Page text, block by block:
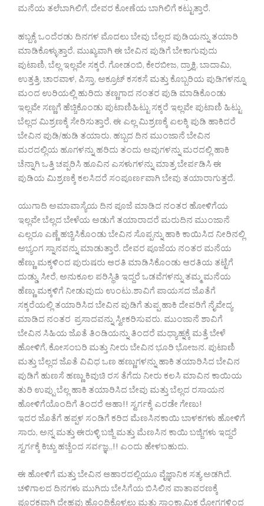
ಮನೆಯ ತಲೆಬಾಗಿಲಿಗೆ, ದೇವರ ಕೋಣೆಯ ಬಾಗಿಲಿಗೆ ಕಟ್ಟುತ್ತಾರೆ.
ಹಬ್ಬಕ್ಕೆ ಒಂದೆರಡು ದಿನಗಳ ಮೊದಲು ಬೇವು ಬೆಲ್ಲದ ಪುಡಿಯನ್ನು ತಯಾರಿ
ಮಾಡಿಕೊಳ್ಳುತ್ತಾರೆ. ಮುಖ್ಯವಾಗಿ ಈ ಬೇವಿನ ಪುಡಿಗೆ ಬೇಕಾಗುವುದು
ಪುಟಾಣಿ, ಬೆಲ್ಲ ಇಲ್ಲವೇ ಸಕ್ಕರೆ. ಗೋಡಂಬಿ, ಕೇರಬೀಜ, ದ್ರಾಕ್ಷಿ, ಬಾದಾಮಿ,
ಉತ್ತತ್ತಿ, ಚಾರವಾಳ, ಪಿಸ್ತಾ, ಅಕ್ರೂಟ್ ಕಸಕಸೆ ಮತ್ತು ಕೊಬ್ಬರಿಯ ಪುಡಿಗಳನ್ನೂ
ಮಂದ ಉರಿಯಲ್ಲಿ ಹುರಿದು ತಣ್ಣಗಾದ ನಂತರ ಪುಡಿ ಮಾಡಿಕೊಂಡು
ಇಲ್ಲವೇ ಸಣ್ಣಗೆ ಹೆಚ್ಚಿಕೊಂಡು ಪುಟಾಣಿಹಿಟ್ಟು ಸಕ್ಕರೆ ಇಲ್ಲವೇ ಪುಟಾಣಿ ಹಿಟ್ಟು
ಬೆಲ್ಲದ ಮಿಶ್ರಣಕ್ಕೆ ಸೇರಿಸುತ್ತಾರೆ. ಈ ಎಲ್ಲ ಮಿಶ್ರಣಕ್ಕೆ ಏಲಕ್ಕಿ ಪುಡಿ ಹಾಕಿದರೆ
ಬೇವಿನ ಪುಡಿ/ಹುಡಿ ತಯಾರು. ಹಬ್ಬದ ದಿನ ಮುಂಜಾನೆ ಬೇವಿನ
ಮರದಲ್ಲಿಯ ಹೂಗಳನ್ನು ಹರಿದು ತಂದು ಅವುಗಳನ್ನು ಮರದಲ್ಲಿ ಹಾಕಿ
ಚೆನ್ನಾಗಿ ಒತ್ತಿ ಚಪ್ಪರಿಸಿ ಹೂವಿನ ಎಸಳುಗಳನ್ನು ಮಾತ್ರ ಬೇರ್ಪಡಿಸಿ ಈ
ಪುಡಿಯ ಮಿಶ್ರಣಕ್ಕೆ ಕಲಸಿದರೆ ಸಂಪೂರ್ಣವಾಗಿ ಬೇವು ತಯಾರಾಗುತ್ತದೆ.
ಯುಗಾದಿ ಅಮಾವಾಸ್ಯೆಯ ದಿನ ಪೂಜೆ ಮಾಡಿದ ನಂತರ ಹೋಳಿಗೆಯ
ಇಲ್ಲವೇ ಬೆಲ್ಲದ ಬೇಳೆಯ ಅಡುಗೆ ತಯಾರಾದರೆ ಮರುದಿನ ಮುಂಜಾನೆ
ಎಲ್ಲರೂ ಎಣ್ಣೆ ಹಚ್ಚಿಸಿಕೊಂಡು ಬೇವಿನ ಸೊಪ್ಪನ್ನು ಹಾಕಿ ಕಾಯಿಸಿದ ನೀರಿನಲ್ಲಿ
ಅಭ್ಯಂಗ ಸ್ನಾನವನ್ನು ಮಾಡುತ್ತಾರೆ. ದೇವರ ಪೂಜೆಯ ನಂತರ ಮನೆಯ
ಹೆಣ್ಣು ಮಕ್ಕಳಿಂದ ಪುರುಷರು ಆರತಿ ಮಾಡಿಸಿಕೊಂಡು ಆರತಿಯ ತಟ್ಟೆಗೆ
ದುಡ್ಡು, ಸೀರೆ, ಅನುಕೂಲ ಪರಿಸ್ಥಿತಿ ಇದ್ದರೆ ಒಡವೆಗಳನ್ನು ತಮ್ಮ ಮನೆಯ
ಹೆಣ್ಣು ಮಕ್ಕಳಿಗೆ ನೀಡುವುದು ಉಂಟು.ಶಾವಿಗೆ ಪಾಯಸದ ಜೊತೆಗೆ
ಸಕ್ಕರೆಯಲ್ಲಿ ತಯಾರಿಸಿದ ಬೇವಿನ ಪುಡಿಗೆ ತುಪ್ಪ ಹಾಕಿ ದೇವರಿಗೆ ನೈವೇದ್ಯ
ಮಾಡಿದ ನಂತರ ಪ್ರಸಾದವನ್ನು ಸ್ವೀಕರಿಸುವರು. ಮುಂಜಾನೆ ಶಾವಿಗೆ
ಬೇವಿನ ಸಿಹಿಯ ಜೊತೆ ತಿಂಡಿಯನ್ನು ತಿಂದರೆ ಮಧ್ಯಾಹ್ನಕ್ಕೆ ಮತ್ತೆ ಬೇಳೆ
ಹೋಳಿಗೆ, ಕೋಸಂಬರಿ ಮತ್ತು ನೀರು ಬೇವಿನ ಭೂರಿ ಭೋಜನ. ಪುಟಾಣಿ
ಮತ್ತು ಬೆಲ್ಲದ ಜೊತೆ ವಿವಿಧ ಒಣ ಹಣ್ಣುಗಳನ್ನು ಹಾಕಿ ತಯಾರಿಸಿದ ಬೇವಿನ
ಪುಡಿಗೆ ಹುಣಸೆ ಹಣ್ಣು ಕಿವುಚಿ ರಸ ತೆಗೆದು ನೀರು ಕಲಸಿ ಮಾವಿನ ಕಾಯಿಯ
ತುರಿ ಉಪ್ಪು ಬೆಲ್ಲ ಹಾಕಿ ತಯಾರಿಸಿದ ಬೇವು ಮತ್ತು ಬೆಲ್ಲದ ರಸಾಯನ
ಹೋಳಿಗೆಯೊಂದಿಗೆ ತಿಂದರೆ ಆಹಾ!! ಸ್ವರ್ಗಕ್ಕೆ ಎರಡೇ ಗೇಣು!
ಇದರ ಜೊತೆಗೆ ಹಪ್ಪಳ ಸಂಡಿಗೆ ಕರಿದ ಮೆಣಸಿನಕಾಯಿ ಬಾಳಕಗಳು ಹೋಳಿಗೆ
ಸಾರು, ಅನ್ನ ಮತ್ತು ಈರುಳ್ಳಿ ಬಜ್ಜಿ ಮತ್ತು ಮೆಣಸಿನ ಕಾಯಿ ಬಜ್ಜಿಗಳು ಇದ್ದರೆ
ಸ್ವರ್ಗಕ್ಕೆ ಕಿಚ್ಚು ಹಚ್ಚೆಂದ ಸರ್ವಜ್ಞ,,!! ಎಂದು ಹೇಳಬಹುದು.
ಈ ಹೋಳಿಗೆ ಮತ್ತು ಬೇವಿನ ಆಹಾರದಲ್ಲಿಯೂ ವೈಜ್ಞಾನಿಕ ಸತ್ಯ ಅಡಗಿದೆ.
ಚಳಿಗಾಲದ ದಿನಗಳು ಮುಗಿದು ಬೇಸಿಗೆಯ ಬಿಸಿಲಿನ ವಾತಾವರಣಕ್ಕೆ